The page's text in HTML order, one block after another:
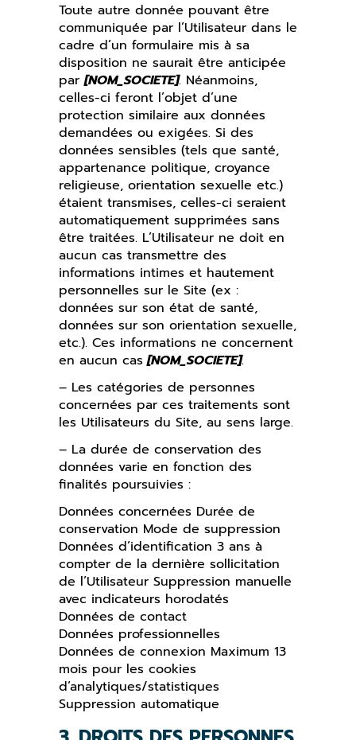
Toute autre donnée pouvant être
communiquée par l’Utilisateur dans le
cadre d’un formulaire mis à sa
disposition ne saurait être anticipée
par[NOM_SOCIETE]. Néanmoins,
celles-ci feront l’objet d’une
protection similaire aux données
demandées ou exigées. Si des
données sensibles (tels que santé,
appartenance politique, croyance
religieuse, orientation sexuelle etc.)
étaient transmises, celles-ci seraient
automatiquement supprimées sans
être traitées. L’Utilisateur ne doit en
aucun cas transmettre des
informations intimes et hautement
personnelles sur le Site (ex :
données sur son état de santé,
données sur son orientation sexuelle,
etc.). Ces informations ne concernent
en aucun cas [NOM_SOCIETE].
– Les catégories de personnes
concernées par ces traitements sont
les Utilisateurs du Site, au sens large.
– La durée de conservation des
données varie en fonction des
finalités poursuivies :
Données concernées Durée de
conservation Mode de suppression
Données d’identification 3 ans à
compter de la dernière sollicitation
de l’Utilisateur Suppression manuelle
avec indicateurs horodatés
Données de contact
Données professionnelles
Données de connexion Maximum 13
mois pour les cookies
d’analytiques/statistiques
Suppression automatique